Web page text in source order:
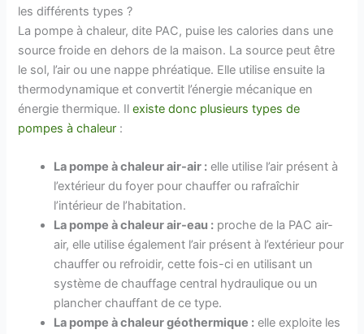
les différents types ?
La pompe à chaleur, dite PAC, puise les calories dans une
source froide en dehors de la maison. La source peut être
le sol, l’air ou une nappe phréatique. Elle utilise ensuite la
thermodynamique et convertit l’énergie mécanique en
énergie thermique. Ilexiste donc plusieurs types de
pompes à chaleur :
La pompe à chaleur air-air : elle utilise l’air présent à
l’extérieur du foyer pour chauffer ou rafraîchir
l’intérieur de l’habitation.
La pompe à chaleur air-eau : proche de la PAC air-
air, elle utilise également l’air présent à l’extérieur pour
chauffer ou refroidir, cette fois-ci en utilisant un
système de chauffage central hydraulique ou un
plancher chauffant de ce type.
La pompe à chaleur géothermique : elle exploite les